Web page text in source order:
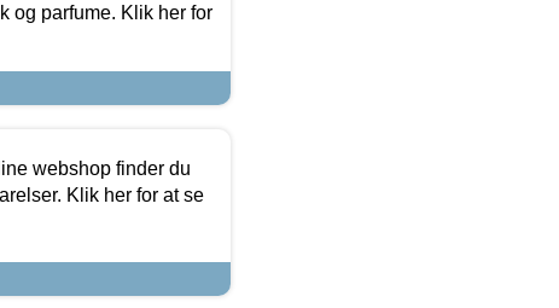
og parfume. Klik her for
webshop finder du
Klik her for at se